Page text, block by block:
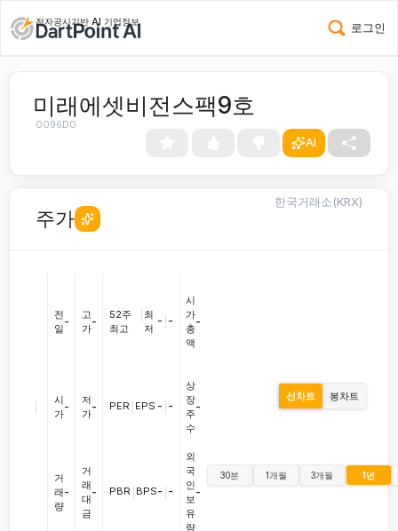
전자공시기반 AI 기업정보 로그인
미래에셋비전스팩9호
0096D0
AI
주가
한국거래소(KRX)
전
일
-
시
가
-
거
래
량
-
고
가
-
저
가
-
거
래
대
금
-
52주
최고
최
저
- -
PER EPS - -
PBR BPS- -
시
가
총
액
-
상
장
주
수
-
외
국
인
보
유
량
-
선차트 봉차트
30분 1개월 3개월 1년